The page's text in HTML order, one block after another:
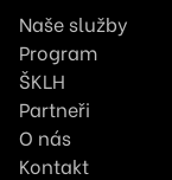
Naše služby
Program
ŠKLH
Partneři
O nás
Kontakt